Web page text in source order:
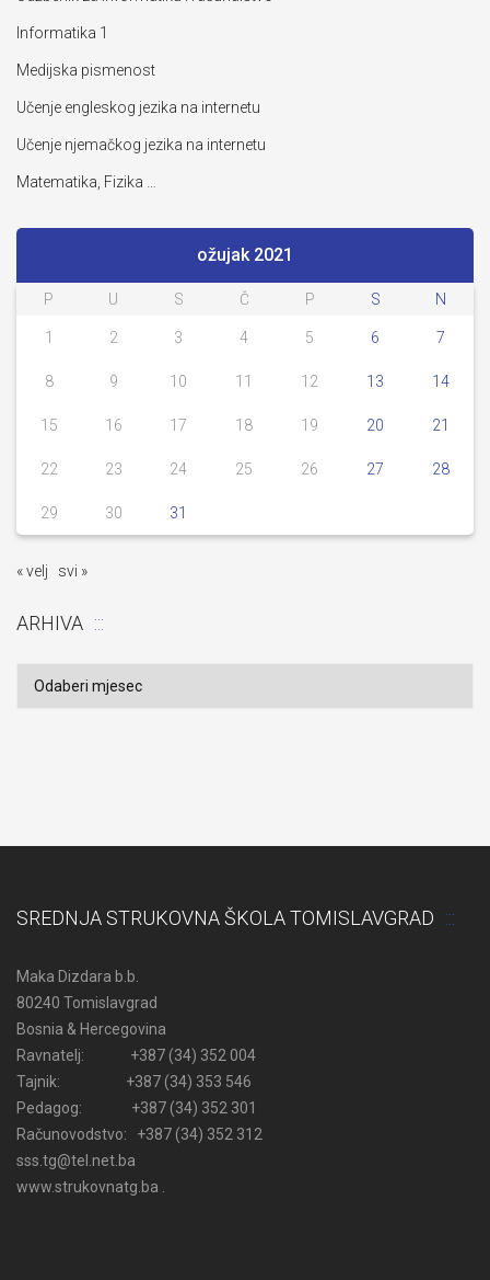
Informatika 1
Medijska pismenost
Učenje engleskog jezika na internetu
Učenje njemačkog jezika na internetu
Matematika, Fizika …
ožujak 2021
P U S Č P S N
1 2 3 4 5 6 7
8 9 10 11 12 13 14
15 16 17 18 19 20 21
22 23 24 25 26 27 28
29 30 31
« velj svi »
ARHIVA
Arhiva
SREDNJA STRUKOVNA ŠKOLA TOMISLAVGRAD
Maka Dizdara b.b.
80240 Tomislavgrad
Bosnia & Hercegovina
Ravnatelj: +387 (34) 352 004
Tajnik: +387 (34) 353 546
Pedagog: +387 (34) 352 301
Računovodstvo: +387 (34) 352 312
sss.tg@tel.net.ba
www.strukovnatg.ba .